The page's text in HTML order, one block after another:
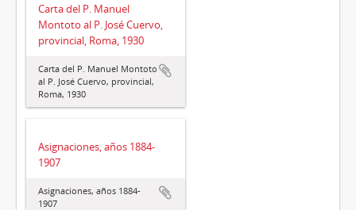
Carta del P. Manuel
Montoto al P. José Cuervo,
provincial, Roma, 1930
Carta del P. Manuel Montoto
al P. José Cuervo, provincial,
Roma, 1930
Asignaciones, años 1884-
1907
Asignaciones, años 1884-
1907